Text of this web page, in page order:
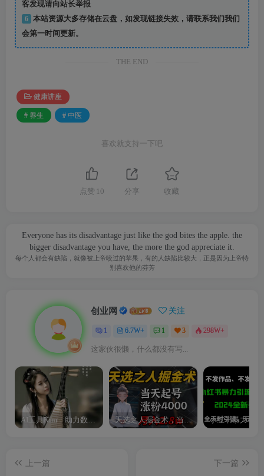
客发现请向站长举报
6
本站资源大多存储在云盘，如发现链接失效，请联系我们我们
会第一时间更新。
THE END
健康讲座
# 养生 # 中医
喜欢就支持一下吧
点赞 10 分享 收藏
Everyone has its disadvantage just like the god bites the apple. the
bigger disadvantage you have, the more the god appreciate it.
每个人都会有缺陷，就像被上帝咬过的苹果，有的人缺陷比较大，正是因为上帝特
别喜欢他的芬芳
创业网 关注
1 6.7W+ 1 3 298W+
这家伙很懒，什么都没有写...
AI工具Kim：助力数字化转型的智能助手 天选之人掘金术，当天起号，7条作品涨粉4000+，单月变现2.8w天选之人掘…
上一篇
下一篇